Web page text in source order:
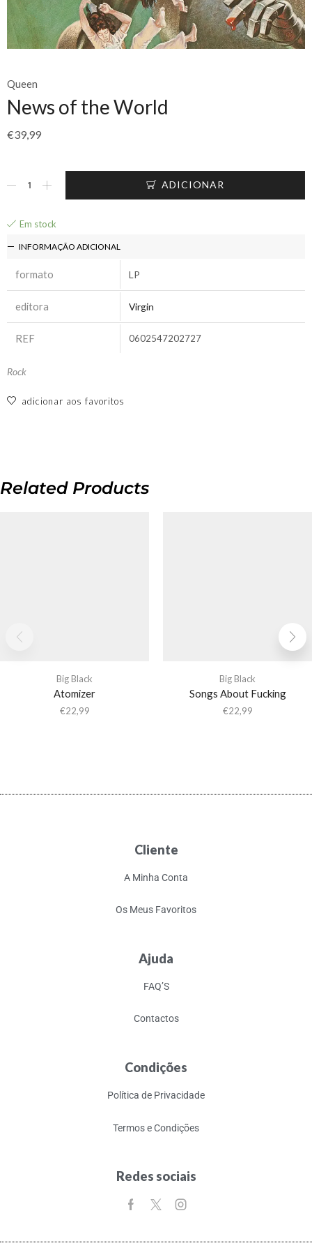
Queen
News of the World
€39,99
ADICIONAR
Em stock
INFORMAÇÃO ADICIONAL
formato LP
editora Virgin
REF 0602547202727
Rock
adicionar aos favoritos
Related Products
Big Black
Atomizer
€22,99
Big Black
Songs About Fucking
€22,99
Cliente
A Minha Conta
Os Meus Favoritos
Ajuda
FAQ’S
Contactos
Condições
Política de Privacidade
Termos e Condições
Redes sociais